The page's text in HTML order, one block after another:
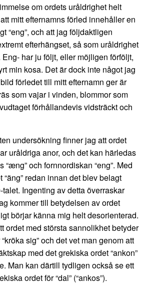
om ordets uråldrighet helt
mitt efternamns förled innehåller en
“eng”, och att jag följdaktligen
efterhängset, så som uråldrighet
har ju följt, eller möjligen förföljt,
min kosa. Det är dock inte något jag
förledet till mitt efternamn ger är
som vajar i vinden, blommor som
förhållandevis vidsträckt och
undersökning finner jag att ordet
uråldriga anor, och det kan härledas
och fornnordiskan “eng”. Med
redan innan det blev belagt
Ingenting av detta överraskar
kommer till betydelsen av ordet
börjar känna mig helt desorienterad.
ordet med största sannolikhet betyder
“kröka sig” och det vet man genom att
med det grekiska ordet “ankon”
Man kan därtill tydligen också se ett
ordet för “dal” (“ankos”).